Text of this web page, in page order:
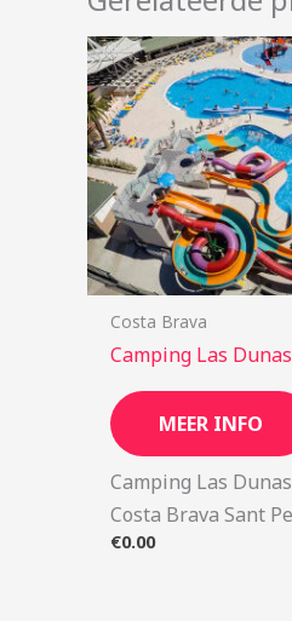
Costa Brava
Camping Las Dunas
MEER INFO
Camping Las
Costa Brava Sant
€0.00